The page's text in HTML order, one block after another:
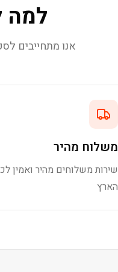
למה
אנו מתחייבים
משלוח מהיר
שירות משלוחים מהיר ואמין
הארץ